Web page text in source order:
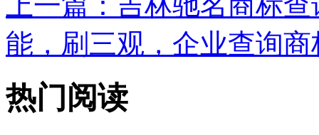
能，刷三观，企业查询商
热门阅读